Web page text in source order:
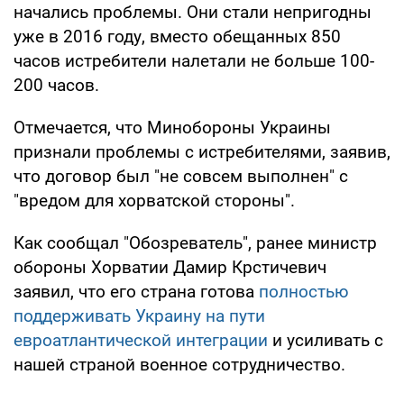
начались проблемы. Они стали непригодны
уже в 2016 году, вместо обещанных 850
часов истребители налетали не больше 100-
200 часов.
Отмечается, что Минобороны Украины
признали проблемы с истребителями, заявив,
что договор был "не совсем выполнен" с
"вредом для хорватской стороны".
Как сообщал "Обозреватель", ранее министр
обороны Хорватии Дамир Крстичевич
заявил, что его страна готова полностью
поддерживать Украину на пути
евроатлантической интеграции и усиливать с
нашей страной военное сотрудничество.